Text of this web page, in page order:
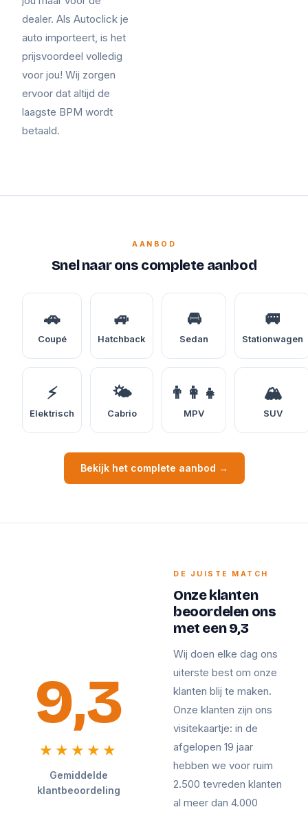
dealer. Als Autoclick je
auto importeert, is het
prijsvoordeel volledig
voor jou! Wij zorgen
ervoor dat altijd de
laagste BPM wordt
betaald.
AANBOD
Snel naar ons complete aanbod
🚗
Coupé
🚙
Hatchback
🚘
Sedan
🚐
Stationwagen
⚡
Elektrisch
🌤️
Cabrio
👨‍👩‍👧
MPV
🏔️
SUV
Bekijk het complete aanbod →
9,3
★★★★★
Gemiddelde
klantbeoordeling
DE JUISTE MATCH
Onze klanten
beoordelen ons
met een 9,3
Wij doen elke dag ons
uiterste best om onze
klanten blij te maken.
Onze klanten zijn ons
visitekaartje: in de
afgelopen 19 jaar
hebben we voor ruim
2.500 tevreden klanten
al meer dan 4.000